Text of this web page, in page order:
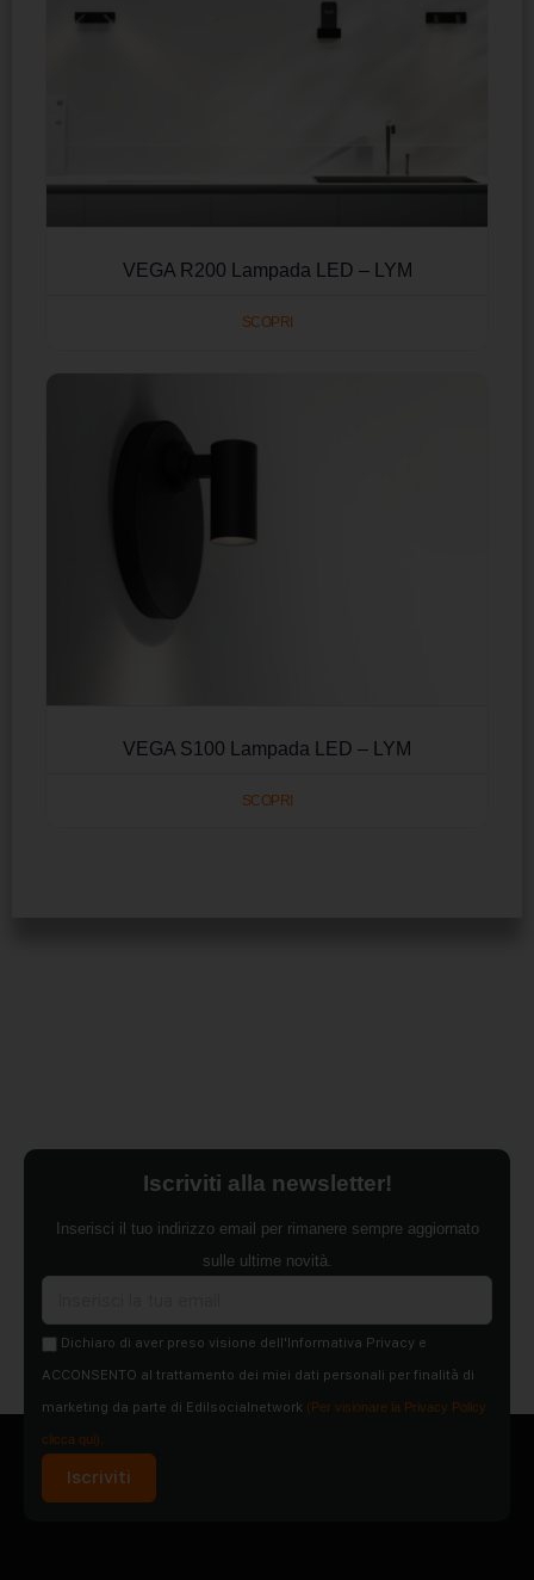
VEGA R200 Lampada LED – LYM
SCOPRI
VEGA S100 Lampada LED – LYM
SCOPRI
Iscriviti alla newsletter!
Inserisci il tuo indirizzo email per rimanere sempre aggiornato
sulle ultime novità.
Dichiaro di aver preso visione dell'Informativa Privacy e
ACCONSENTO al trattamento dei miei dati personali per finalità di
marketing da parte di Edilsocialnetwork (Per visionare la Privacy Policy
clicca qui).
Iscriviti